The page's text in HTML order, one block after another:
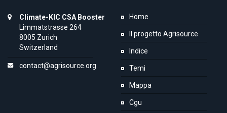
Climate-KIC CSA Booster
Limmatstrasse 264
8005 Zurich
Switzerland
contact@agrisource.org
Home
Il progetto Agrisource
Indice
Temi
Mappa
Cgu